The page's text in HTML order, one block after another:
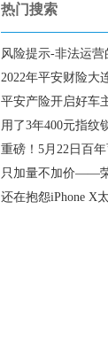
热门搜索
风险提示-非法运
2022年平安财险大
平安产险开启好车
用了3年400元指纹
重磅！5月22日百
只加量不加价——
还在抱怨iPhone X